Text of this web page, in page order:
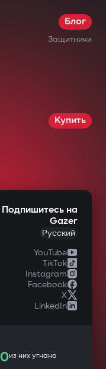
Блог
Защитники
Купить
Подпишитесь на
Gazer
Русский
YouTube
TikTok
Instagram
Facebook
X
LinkedIn
0из них угнано